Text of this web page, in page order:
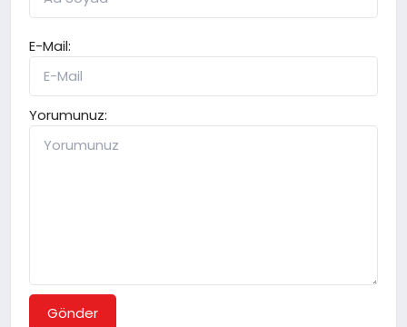
E-Mail:
Yorumunuz:
Gönder